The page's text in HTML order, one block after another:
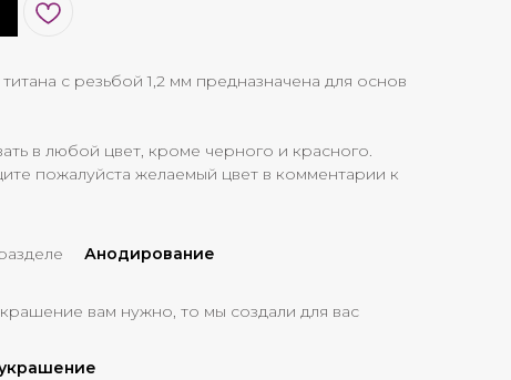
с резьбой 1,2 мм предназначена для основ
в любой цвет, кроме черного и красного.
пожалуйста желаемый цвет в комментарии к
Анодирование
вам нужно, то мы создали для вас